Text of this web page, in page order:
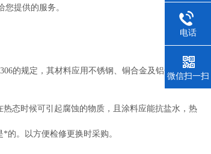
提供的服务。
的规定，其材料应用不锈钢、铜合金及铝合金制造
态时候可引起腐蚀的物质，且涂料应能抗盐水，热
的。以方便检修更换时采购。
电话
微信扫一扫